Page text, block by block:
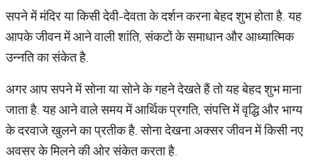
सपने में मंदिर या किसी देवी-देवता के दर्शन करना बेहद शुभ होता है. यह
आपके जीवन में आने वाली शांति, संकटों के समाधान और आध्यात्मिक
उन्नति का संकेत है.
अगर आप सपने में सोना या सोने के गहने देखते हैं तो यह बेहद शुभ माना
जाता है. यह आने वाले समय में आर्थिक प्रगति, संपत्ति में वृद्धि और भाग्य
के दरवाजे खुलने का प्रतीक है. सोना देखना अक्सर जीवन में किसी नए
अवसर के मिलने की ओर संकेत करता है.